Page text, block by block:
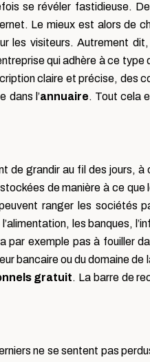
se révéler fastidieuse.
Le mieux est alors de
les visiteurs. Autrement dit,
qui adhère à ce type
claire et précise, des
dans l’annuaire. Tout cela
de grandir au fil des jours, à
de manière à ce que
ranger les sociétés
les banques,
par exemple pas à fouiller
bancaire ou du domaine de
gratuit. La barre de
ne se sentent pas